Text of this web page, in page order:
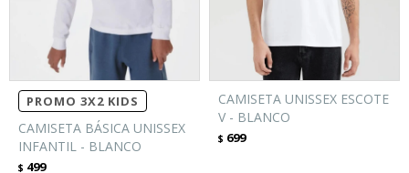
PROMO 3X2 KIDS
CAMISETA BÁSICA UNISSEX
INFANTIL - BLANCO
$ 499
CAMISETA UNISSEX ESCOTE
V - BLANCO
$ 699